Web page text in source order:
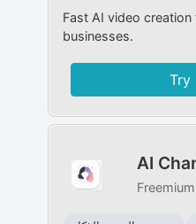
Fast AI video
businesses.
Try
AI
Freemium